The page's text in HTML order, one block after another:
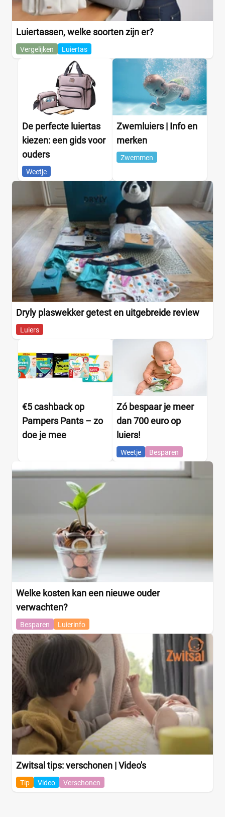
Luiertassen, welke soorten zijn er?
Vergelijken Luiertas
De perfecte luiertas
kiezen: een gids voor
ouders
Weetje
Zwemluiers | Info en
merken
Zwemmen
Dryly plaswekker getest en uitgebreide review
Luiers
€5 cashback op
Pampers Pants – zo
doe je mee
Zó bespaar je meer
dan 700 euro op
luiers!
Weetje Besparen
Welke kosten kan een nieuwe ouder
verwachten?
Besparen Luierinfo
Zwitsal tips: verschonen | Video's
Tip Video Verschonen